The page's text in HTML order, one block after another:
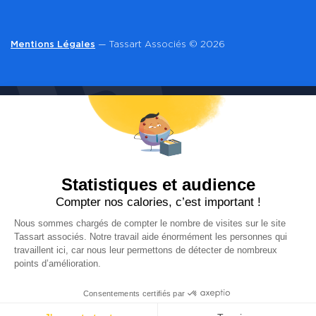
Mentions Légales — Tassart Associés © 2026
CONTACT
unique d’évaluation des risques professionnels, la
qualité de vie et les conditions de travail ou plus
généralement sur la santé au travail ?